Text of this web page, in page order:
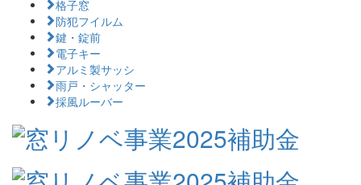
格子窓
防犯フイルム
鍵・錠前
電子キー
アルミ製サッシ
雨戸・シャッター
採風ルーバー